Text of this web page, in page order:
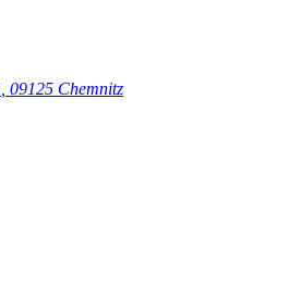
09125 Chemnitz